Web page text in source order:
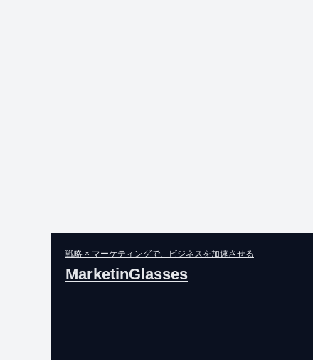
戦略 × マーケティングで、ビジネスを加速させる
MarketinGlasses